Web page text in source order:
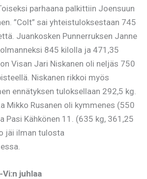
parhaana palkittiin Joensuun
”Colt” sai yhteistuloksestaan 745
Juankosken Punnerruksen Janne
845 kilolla ja 471,35
Visan Jari Niskanen oli neljäs 750
Niskanen rikkoi myös
ennätyksen tuloksellaan 292,5 kg.
Mikko Rusanen oli kymmenes (550
Pasi Kähkönen 11. (635 kg, 361,25
jäi ilman tulosta
juhlaa